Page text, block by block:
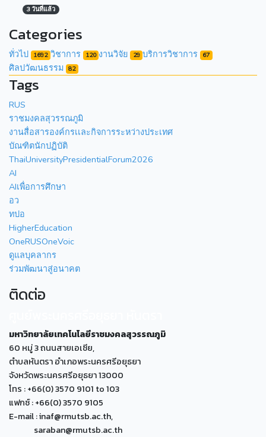
3 วันที่แล้ว
Categories
ทั่วไป 1692 วิชาการ 120 งานวิจัย 29 บริการวิชาการ 67
ศิลปวัฒนธรรม 82
Tags
RUS
ราชมงคลสุวรรณภูมิ
งานสื่อสารองค์กรเเละกิจการระหว่างประเทศ
บัณฑิตนักปฏิบัติ
ThaiUniversityPresidentialForum2026
AI
AIเพื่อการศึกษา
อว
ทปอ
HigherEducation
OneRUSOneVoic
ดูแลบุคลากร
ร่วมพัฒนาสู่อนาคต
ติดต่อ
มหาวิทยาลัยเทคโนโลยีราชมงคลสุวรรณภูมิ
60 หมู่ 3 ถนนสายเอเซีย,
ตำบลหันตรา อำเภอพระนครศรีอยุธยา
จังหวัดพระนครศรีอยุธยา 13000
โทร : +66(0) 3570 9101 to 103
แฟกซ์ : +66(0) 3570 9105
E-mail : inaf@rmutsb.ac.th,
saraban@rmutsb.ac.th